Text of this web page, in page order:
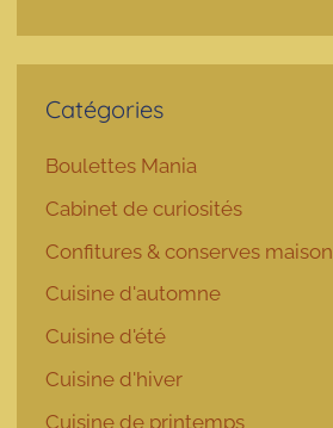
Catégories
Boulettes Mania
Cabinet de curiosités
Confitures & conserves maison
Cuisine d'automne
Cuisine d'été
Cuisine d'hiver
Cuisine de printemps